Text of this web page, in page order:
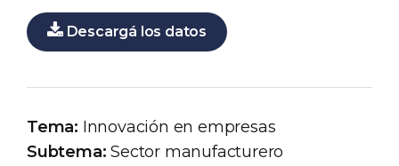
Descargá los datos
Tema: Innovación en empresas
Subtema: Sector manufacturero